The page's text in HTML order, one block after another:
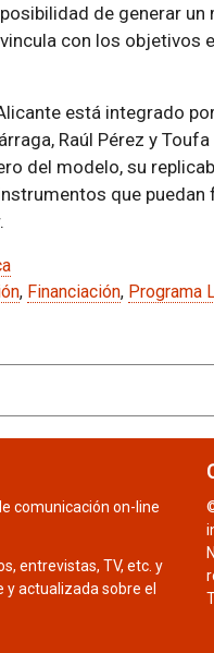
de generar
con los objetivos
está integrado
Raúl Pérez y
del modelo, su
que
, Financiación, Programa
comunicación on-line
entrevistas, TV, etc. y
actualizada sobre el